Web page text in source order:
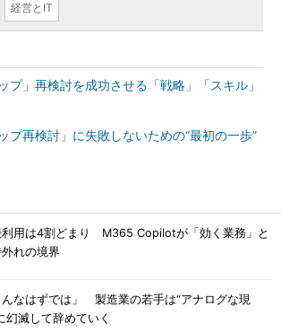
経営とIT
プ」再検討を成功させる「戦略」「スキル」
プ再検討」に失敗しないための“最初の一歩”
利用は4割どまり M365 Copilotが「効く業務」と
れの境界
んなはずでは」 製造業の若手は“アナログな現
幻滅して辞めていく